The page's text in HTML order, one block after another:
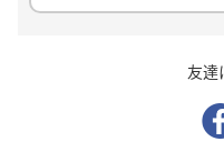
友達